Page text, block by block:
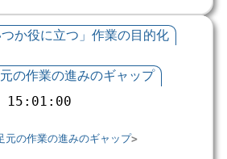
つか役に立つ」作業の目的化
の作業の進みのギャップ
15:01:00
元の作業の進みのギャップ